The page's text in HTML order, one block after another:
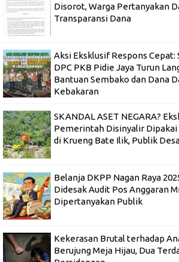
Disorot, Warga Pertanyakan
Transparansi Dana
Aksi Eksklusif Respons
DPC PKB Pidie Jaya Turun
Bantuan Sembako dan Dana
Kebakaran
SKANDAL ASET NEGARA?
Pemerintah Disinyalir Dipakai
di Krueng Bate Ilik, Publik
Belanja DKPP Nagan Raya
Didesak Audit Pos Anggaran
Dipertanyakan Publik
Kekerasan Brutal terhadap
Berujung Meja Hijau, Dua